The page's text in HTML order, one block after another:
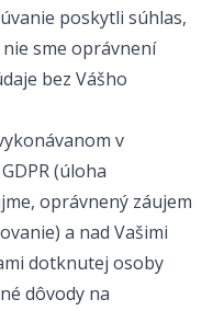
poskytli súhlas,
sme oprávnení
bez Vášho
v
(úloha
oprávnený záujem
a nad Vašimi
dotknutej osoby
dôvody na